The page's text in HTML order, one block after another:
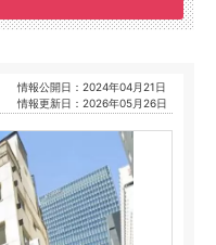
情報公開日：2024年04月21日
情報更新日：2026年05月26日